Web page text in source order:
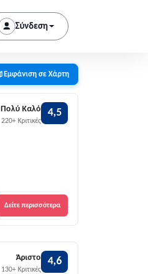
Σύνδεση
Εμφάνιση σε Χάρτη
Πολύ Καλό
220+ Κριτικές
4,5
Δείτε περισσότερα
Άριστο
130+ Κριτικές
4,6